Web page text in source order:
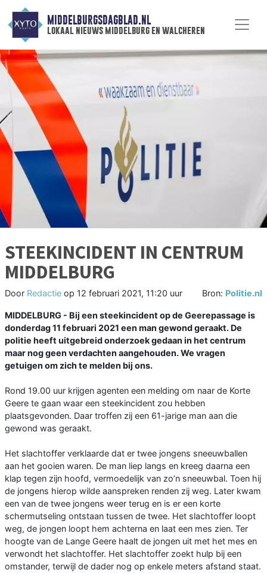
MIDDELBURGSDAGBLAD.NL
lokaal nieuws middelburg en walcheren
STEEKINCIDENT IN CENTRUM
MIDDELBURG
Door Redactie op 12 februari 2021, 11:20 uur Bron: Politie.nl
MIDDELBURG - Bij een steekincident op de Geerepassage is
donderdag 11 februari 2021 een man gewond geraakt. De
politie heeft uitgebreid onderzoek gedaan in het centrum
maar nog geen verdachten aangehouden. We vragen
getuigen om zich te melden bij ons.
Rond 19.00 uur krijgen agenten een melding om naar de Korte
Geere te gaan waar een steekincident zou hebben
plaatsgevonden. Daar troffen zij een 61-jarige man aan die
gewond was geraakt.
Het slachtoffer verklaarde dat er twee jongens sneeuwballen
aan het gooien waren. De man liep langs en kreeg daarna een
klap tegen zijn hoofd, vermoedelijk van zo’n sneeuwbal. Toen hij
de jongens hierop wilde aanspreken renden zij weg. Later kwam
een van de twee jongens weer terug en is er een korte
schermutseling ontstaan tussen de twee. Het slachtoffer loopt
weg, de jongen loopt hem achterna en laat een mes zien. Ter
hoogte van de Lange Geere haalt de jongen uit met het mes en
verwondt het slachtoffer. Het slachtoffer zoekt hulp bij een
omstander, terwijl de dader nog op enkele meters afstand staat.